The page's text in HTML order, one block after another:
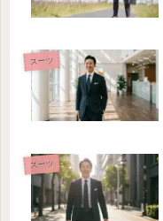
スーツ
スーツ